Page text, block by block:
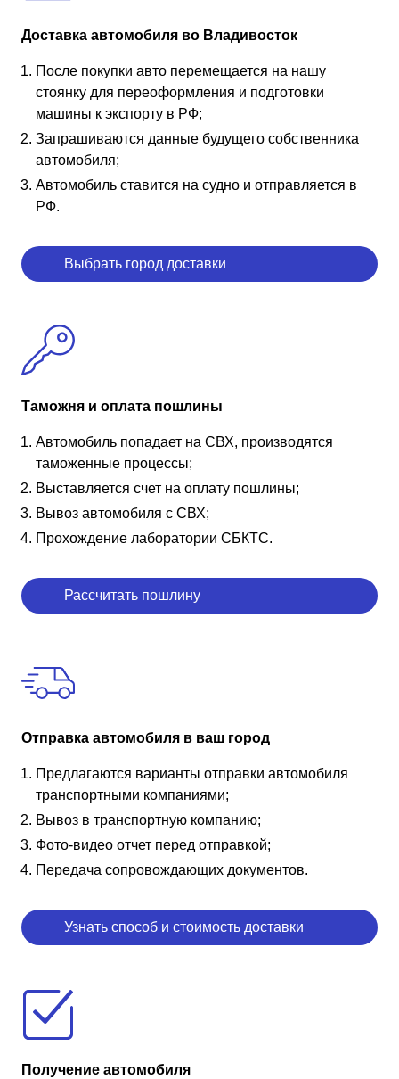
Доставка автомобиля во Владивосток
После покупки авто перемещается на нашу
стоянку для переоформления и подготовки
машины к экспорту в РФ;
Запрашиваются данные будущего собственника
автомобиля;
Автомобиль ставится на судно и отправляется в
РФ.
Выбрать город доставки
Таможня и оплата пошлины
Автомобиль попадает на СВХ, производятся
таможенные процессы;
Выставляется счет на оплату пошлины;
Вывоз автомобиля с СВХ;
Прохождение лаборатории СБКТС.
Рассчитать пошлину
Отправка автомобиля в ваш город
Предлагаются варианты отправки автомобиля
транспортными компаниями;
Вывоз в транспортную компанию;
Фото-видео отчет перед отправкой;
Передача сопровождающих документов.
Узнать способ и стоимость доставки
Получение автомобиля